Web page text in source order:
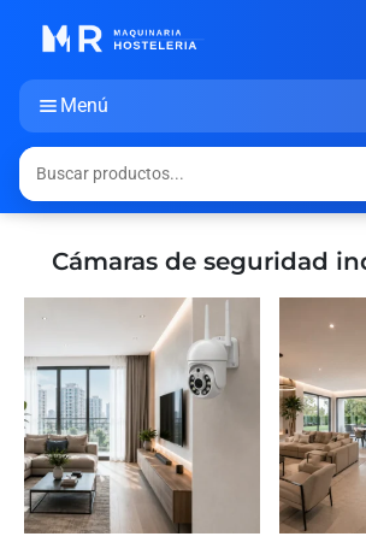
Menú
Cámaras de seguridad